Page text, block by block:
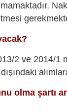
2 ve 2014/1
olma şartı